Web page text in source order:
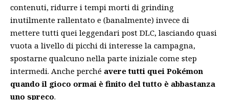
contenuti, ridurre i tempi morti di grinding
inutilmente rallentato e (banalmente) invece di
mettere tutti quei leggendari post DLC, lasciando quasi
vuota a livello di picchi di interesse la campagna,
spostarne qualcuno nella parte iniziale come step
intermedi. Anche perché avere tutti quei Pokémon
quando il gioco ormai è finito del tutto è abbastanza
uno spreco.